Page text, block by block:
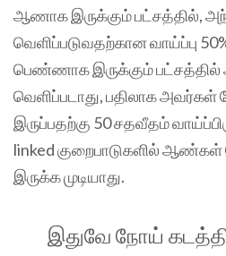
ஆணாக இருக்கும் பட்சத்தில்,
வெளிப்படுவதற்கான வாய்ப்பு
பெண்ணாக இருக்கும்
வெளிப்படாது, பதிலாக
இருப்பதற்கு 50 சதவீதம்‌
linked குறைபாடுகளில்
இருக்க முடியாது.
இதுவே நோய்